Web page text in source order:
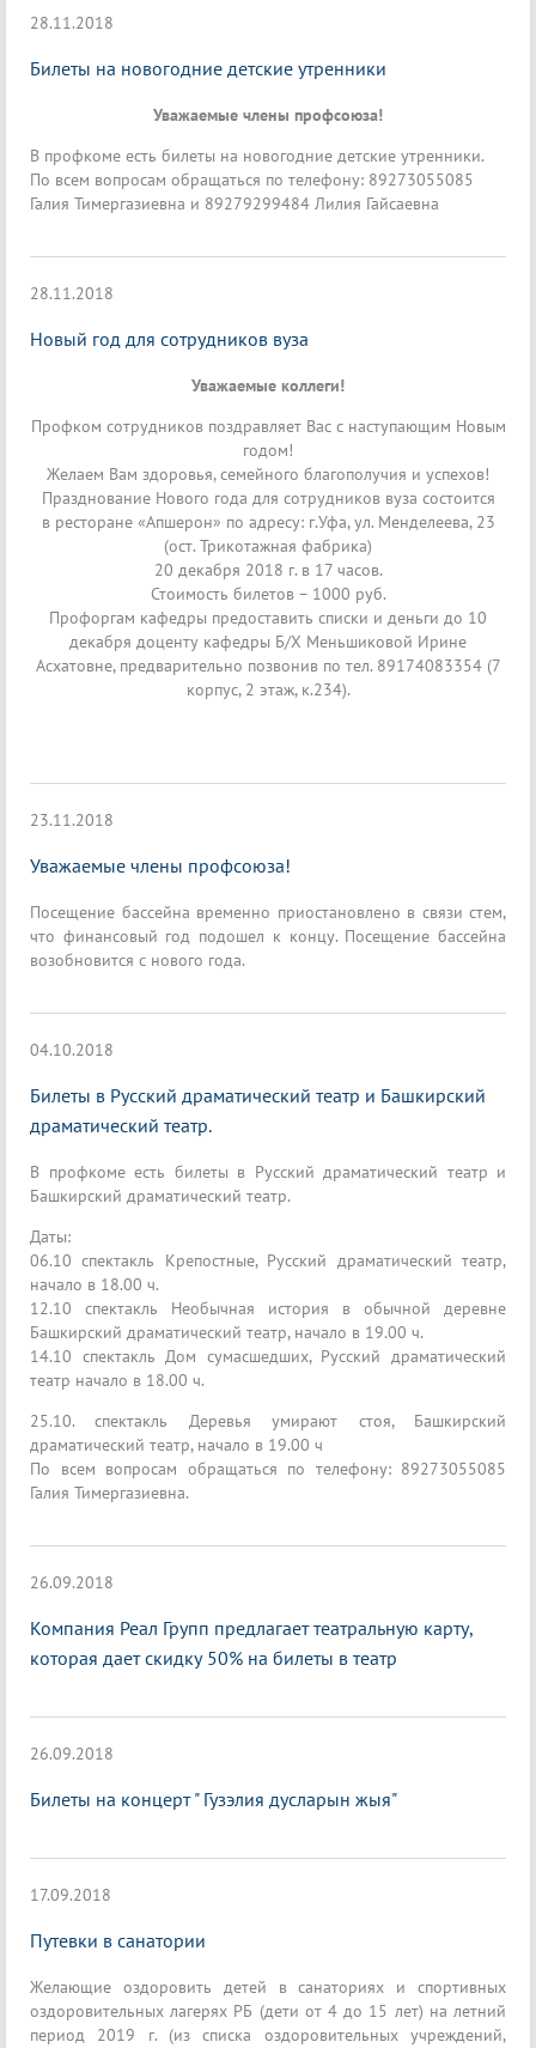
28.11.2018
Билеты на новогодние детские утренники
Уважаемые члены профсоюза!
В профкоме есть билеты на новогодние детские утренники.
По всем вопросам обращаться по телефону: 89273055085
Галия Тимергазиевна и 89279299484 Лилия Гайсаевна
28.11.2018
Новый год для сотрудников вуза
Уважаемые коллеги!
Профком сотрудников поздравляет Вас с наступающим Новым
годом!
Желаем Вам здоровья, семейного благополучия и успехов!
Празднование Нового года для сотрудников вуза состоится
в ресторане «Апшерон» по адресу: г.Уфа, ул. Менделеева, 23
(ост. Трикотажная фабрика)
20 декабря 2018 г. в 17 часов.
Стоимость билетов – 1000 руб.
Профоргам кафедры предоставить списки и деньги до 10
декабря доценту кафедры Б/Х Меньшиковой Ирине
Асхатовне, предварительно позвонив по тел. 89174083354 (7
корпус, 2 этаж, к.234).
23.11.2018
Уважаемые члены профсоюза!
Посещение бассейна временно приостановлено в связи стем,
что финансовый год подошел к концу. Посещение бассейна
возобновится с нового года.
04.10.2018
Билеты в Русский драматический театр и Башкирский
драматический театр.
В профкоме есть билеты в Русский драматический театр и
Башкирский драматический театр.
Даты:
06.10 спектакль Крепостные, Русский драматический театр,
начало в 18.00 ч.
12.10 спектакль Необычная история в обычной деревне
Башкирский драматический театр, начало в 19.00 ч.
14.10 спектакль Дом сумасшедших, Русский драматический
театр начало в 18.00 ч.
25.10. спектакль Деревья умирают стоя, Башкирский
драматический театр, начало в 19.00 ч
По всем вопросам обращаться по телефону: 89273055085
Галия Тимергазиевна.
26.09.2018
Компания Реал Групп предлагает театральную карту,
которая дает скидку 50% на билеты в театр
26.09.2018
Билеты на концерт " Гузэлия дусларын жыя"
17.09.2018
Путевки в санатории
Желающие оздоровить детей в санаториях и спортивных
оздоровительных лагерях РБ (дети от 4 до 15 лет) на летний
период 2019 г. (из списка оздоровительных учреждений,